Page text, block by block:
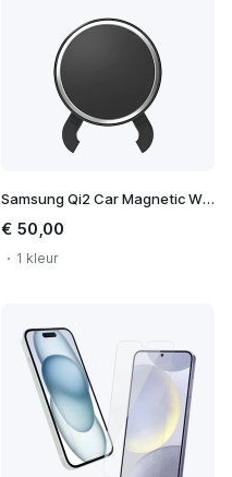
Samsung Qi2 Car Magnetic Wireless Charger
€ 50,00
1 kleur